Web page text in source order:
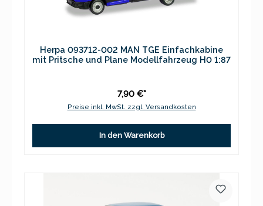
Herpa 093712-002 MAN TGE Einfachkabine
mit Pritsche und Plane Modellfahrzeug H0 1:87
7,90 €*
Preise inkl. MwSt. zzgl. Versandkosten
In den Warenkorb